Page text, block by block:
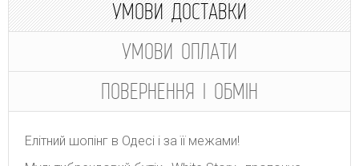
УМОВИ ДОСТАВКИ
УМОВИ ОПЛАТИ
ПОВЕРНЕННЯ І ОБМІН
Елітний шопінг в Одесі і за її межами!